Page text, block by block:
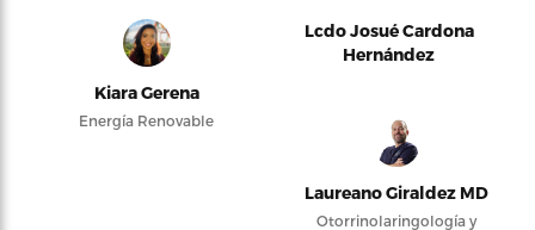
Kiara Gerena
Energía Renovable
Lcdo Josué Cardona
Hernández
Laureano Giraldez MD
Otorrinolaringología y